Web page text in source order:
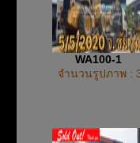
WA100-1
จำนวนรูปภาพ :